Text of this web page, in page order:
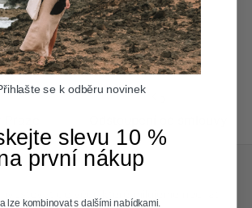
Úpravy na míru
do věcí, které milujeme nechat
se k odběru novinek
slevu 10 %
první nákup
lze kombinovat s dalšími nabídkami.